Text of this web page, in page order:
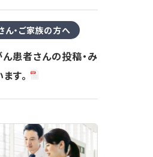
ん・ご家族の方へ
患者さんの投稿・み
す。